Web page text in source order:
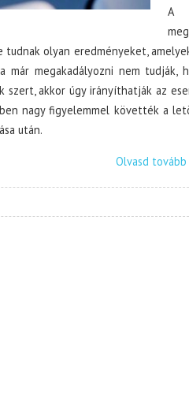
A
tudnak olyan eredményeket,
már megakadályozni nem tudják,
szert, akkor úgy irányíthatják az
nagy figyelemmel követték a
után.
Olvasd tovább